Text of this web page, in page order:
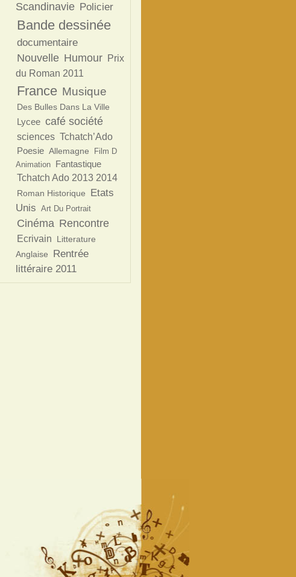
Scandinavie Policier
Bande dessinée
documentaire
Nouvelle Humour
Prix
du Roman 2011
France Musique
Des Bulles Dans La Ville
Lycee café société
sciences Tchatch’Ado
Poesie Allemagne
Film D
Animation
Fantastique
Tchatch Ado 2013 2014
Roman Historique
Etats
Unis Art Du Portrait
Cinéma Rencontre
Ecrivain
Litterature
Anglaise
Rentrée
littéraire 2011